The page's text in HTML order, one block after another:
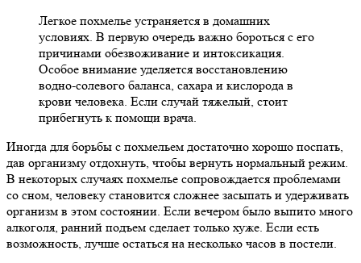
Легкое похмелье устраняется в домашних
условиях. В первую очередь важно бороться с его
причинами обезвоживание и интоксикация.
Особое внимание уделяется восстановлению
водно-солевого баланса, сахара и кислорода в
крови человека. Если случай тяжелый, стоит
прибегнуть к помощи врача.
Иногда для борьбы с похмельем достаточно хорошо поспать,
дав организму отдохнуть, чтобы вернуть нормальный режим.
В некоторых случаях похмелье сопровождается проблемами
со сном, человеку становится сложнее засыпать и удерживать
организм в этом состоянии. Если вечером было выпито много
алкоголя, ранний подъем сделает только хуже. Если есть
возможность, лучше остаться на несколько часов в постели.